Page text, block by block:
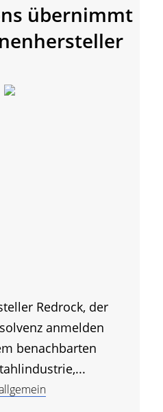
übernimmt
Redrock, der
anmelden
benachbarten